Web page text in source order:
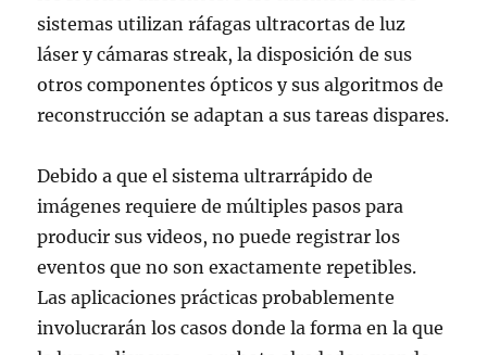
sistemas utilizan ráfagas ultracortas de luz
láser y cámaras streak, la disposición de sus
otros componentes ópticos y sus algoritmos de
reconstrucción se adaptan a sus tareas dispares.
Debido a que el sistema ultrarrápido de
imágenes requiere de múltiples pasos para
producir sus videos, no puede registrar los
eventos que no son exactamente repetibles.
Las aplicaciones prácticas probablemente
involucrarán los casos donde la forma en la que